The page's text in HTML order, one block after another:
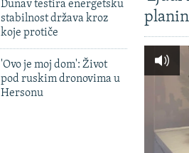
Dunav testira energetsku
stabilnost država kroz
koje protiče
'Ovo je moj dom': Život
pod ruskim dronovima u
Hersonu